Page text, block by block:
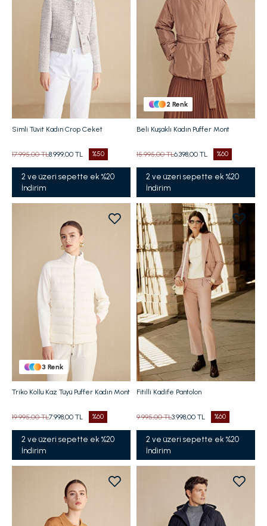
Simli Tüvit Kadın Crop Ceket
17.995,00 TL8.999,00 TL %50
2 ve üzeri sepette ek %20
İndirim
2 Renk
Beli Kuşaklı Kadın Puffer Mont
15.995,00 TL6.398,00 TL %60
2 ve üzeri sepette ek %20
İndirim
3 Renk
Triko Kollu Kaz Tüyü Puffer Kadın Mont
19.995,00 TL7.998,00 TL %60
2 ve üzeri sepette ek %20
İndirim
Fitilli Kadife Pantolon
9.995,00 TL3.998,00 TL %60
2 ve üzeri sepette ek %20
İndirim